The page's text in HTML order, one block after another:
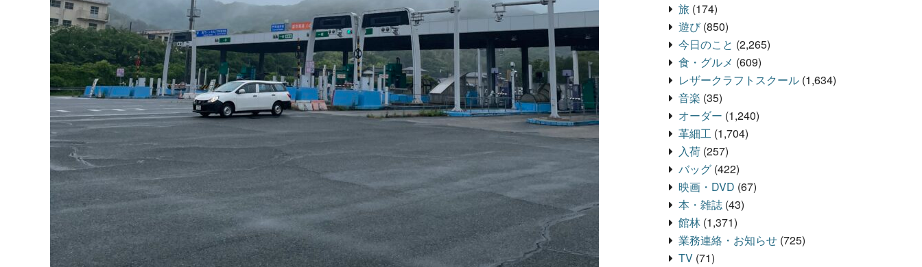
旅 (174)
遊び(850)
今日のこと (2,265)
食・グルメ (609)
レザークラフトスクール (1,634)
音楽 (35)
オーダー (1,240)
革細工 (1,704)
入荷 (257)
バッグ (422)
映画・DVD (67)
本・雑誌 (43)
館林 (1,371)
業務連絡・お知らせ (725)
TV (71)